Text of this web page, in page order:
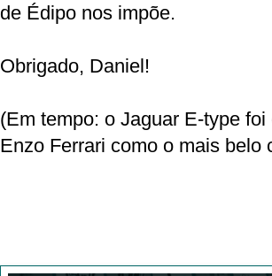
de Édipo nos impõe.
Obrigado, Daniel!
(Em tempo: o Jaguar E-type
Enzo Ferrari como o mais belo